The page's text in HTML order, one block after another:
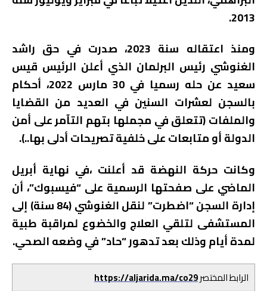
2013.
ومنذ اعتقاله سنة 2023، صدرت في حق راشد
الغنوشي رئيس البرلمان الذي أعلن الرئيس قيس
سعيد عن حله رسميا في 30 مارس 2022، أحكام
بالسجن لعشرات السنين في العديد من القضايا
والملفات (تتعلق في مجملها بتهم التآمر على أمن
الدولة أو متابعات على خلفية تصريحات أدلى بها..).
وكانت حركة النهضة قد أعلنت ،في نهاية أبريل
الماضي على صفحتها الرسمية على “فيسبوك”، أن
إدارة السجن “اضطرت” لنقل الغنوشي (84 سنة) إلى
المستشفى لتلقي العلاج والخضوع لمراقبة طبية
لمدة أيام وذلك بعد تدهور “حاد” في وضعه الصحي.
الرابط المختصرhttps://aljarida.ma/co29